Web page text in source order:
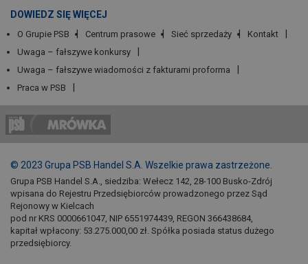
DOWIEDZ SIĘ WIĘCEJ
O Grupie PSB Centrum prasowe Sieć sprzedaży
Kontakt
Uwaga – fałszywe konkursy
Uwaga – fałszywe wiadomości z fakturami proforma
Praca w PSB
© 2023 Grupa PSB Handel S.A. Wszelkie prawa zastrzeżone.
Grupa PSB Handel S.A., siedziba: Wełecz 142, 28-100 Busko-Zdrój
wpisana do Rejestru Przedsiębiorców prowadzonego przez Sąd
Rejonowy w Kielcach
pod nr KRS 0000661047, NIP 6551974439, REGON 366438684,
kapitał wpłacony: 53.275.000,00 zł. Spółka posiada status dużego
przedsiębiorcy.